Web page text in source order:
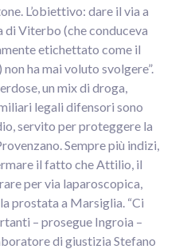
L’obiettivo: dare il via a
di Viterbo (che conduceva
etichettato come il
non ha mai voluto svolgere”.
un mix di droga,
legali difensori sono
servito per proteggere la
Sempre più indizi,
il fatto che Attilio, il
per via laparoscopica,
prostata a Marsiglia. “Ci
– prosegue Ingroia –
di giustizia Stefano